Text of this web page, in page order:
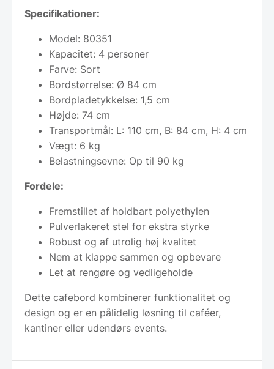
Specifikationer:
Model: 80351
Kapacitet: 4 personer
Farve: Sort
Bordstørrelse: Ø 84 cm
Bordpladetykkelse: 1,5 cm
Højde: 74 cm
Transportmål: L: 110 cm, B: 84 cm, H: 4 cm
Vægt: 6 kg
Belastningsevne: Op til 90 kg
Fordele:
Fremstillet af holdbart polyethylen
Pulverlakeret stel for ekstra styrke
Robust og af utrolig høj kvalitet
Nem at klappe sammen og opbevare
Let at rengøre og vedligeholde
Dette cafebord kombinerer funktionalitet og
design og er en pålidelig løsning til caféer,
kantiner eller udendørs events.